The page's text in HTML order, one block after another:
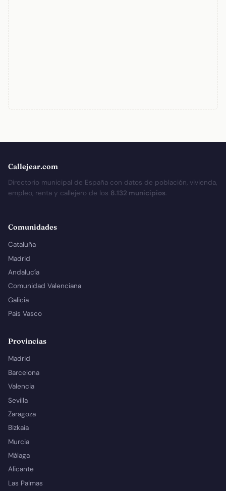
Callejear.com
Directorio municipal de España con datos de población, vivienda,
empleo, renta y callejero de los 8.132 municipios.
Comunidades
Cataluña
Madrid
Andalucía
Comunidad Valenciana
Galicia
País Vasco
Provincias
Madrid
Barcelona
Valencia
Sevilla
Zaragoza
Bizkaia
Murcia
Málaga
Alicante
Las Palmas